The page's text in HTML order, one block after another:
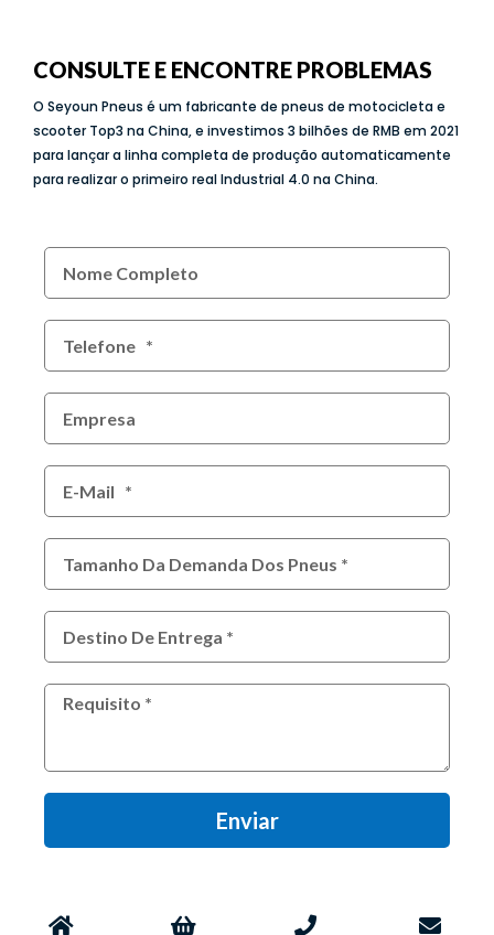
CONSULTE E ENCONTRE PROBLEMAS
O Seyoun Pneus é um fabricante de pneus de motocicleta e
scooter Top3 na China, e investimos 3 bilhões de RMB em 2021
para lançar a linha completa de produção automaticamente
para realizar o primeiro real Industrial 4.0 na China.
Enviar